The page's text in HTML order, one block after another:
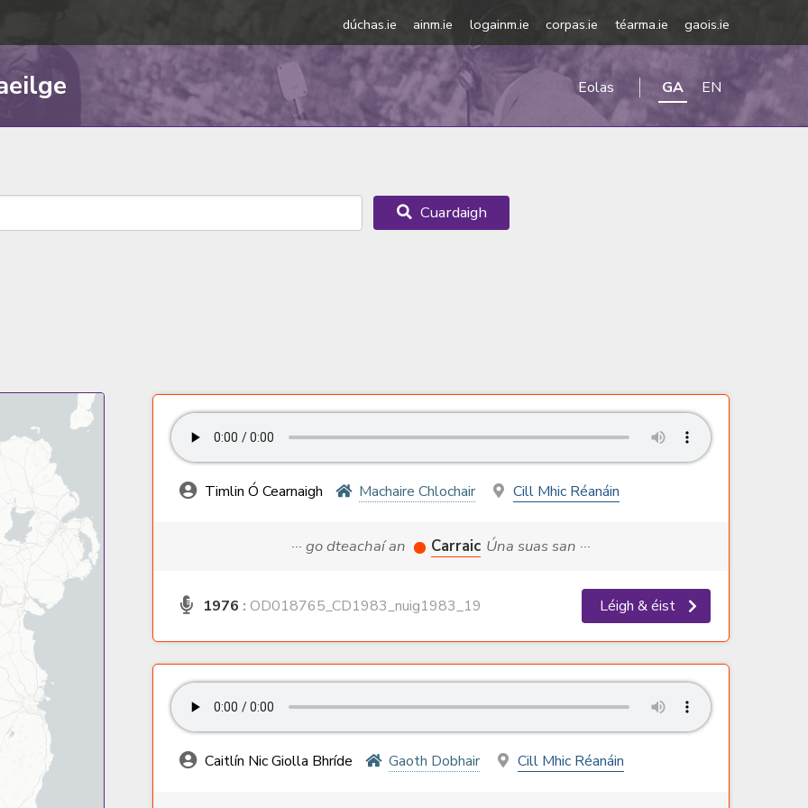
dúchas.ie ainm.ie logainm.ie corpas.ie téarma.ie gaois.ie
Eolas GA EN
Cuardaigh
Timlin Ó Cearnaigh Machaire Chlochair Cill Mhic Réanáin
··· go dteachaí an Carraic Úna suas san ···
1976 : OD018765_CD1983_nuig1983_19 Léigh & éist
Caitlín Nic Giolla Bhríde Gaoth Dobhair Cill Mhic Réanáin